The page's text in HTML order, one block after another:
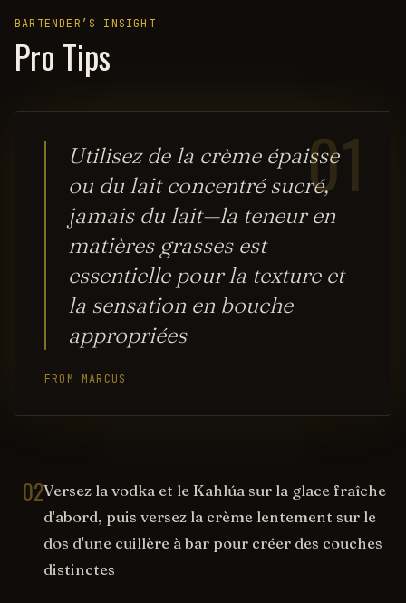
BARTENDER’S INSIGHT
Pro Tips
01
Utilisez de la crème épaisse
ou du lait concentré sucré,
jamais du lait—la teneur en
matières grasses est
essentielle pour la texture et
la sensation en bouche
appropriées
FROM MARCUS
02Versez la vodka et le Kahlúa sur la glace fraîche
d'abord, puis versez la crème lentement sur le
dos d'une cuillère à bar pour créer des couches
distinctes